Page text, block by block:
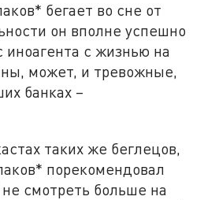
бегает во сне от
он вполне успешно
иноагента с жизнью на
может, и тревожные,
банках –
таких же беглецов,
порекомендовал
смотреть больше на